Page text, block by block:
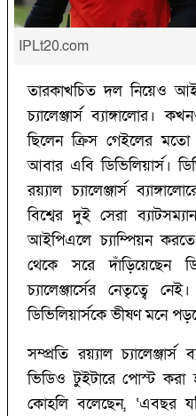
IPLt20.com
তারকাখচিত দল নিয়েও
চ্যালেঞ্জার্স ব্যাঙ্গালোর।
ছিলেন ক্রিস গেইলের মতো
আবার এবি ডিভিলিয়ার্স।
রয়্যাল চ্যালেঞ্জার্স
বিশ্বের দুই সেরা
আইপিএলে চ্যাম্পিয়ন
থেকে সরে দাঁড়িয়েছেন
চ্যালেঞ্জার্সের নেতৃত্বে
ডিভিলিয়ার্সকে ভীষণ মনে
সম্প্রতি রয়্যাল
ভিডিও টুইটারে পোস্ট করা
কোহলি বলেছেন, ‘‌এবছর